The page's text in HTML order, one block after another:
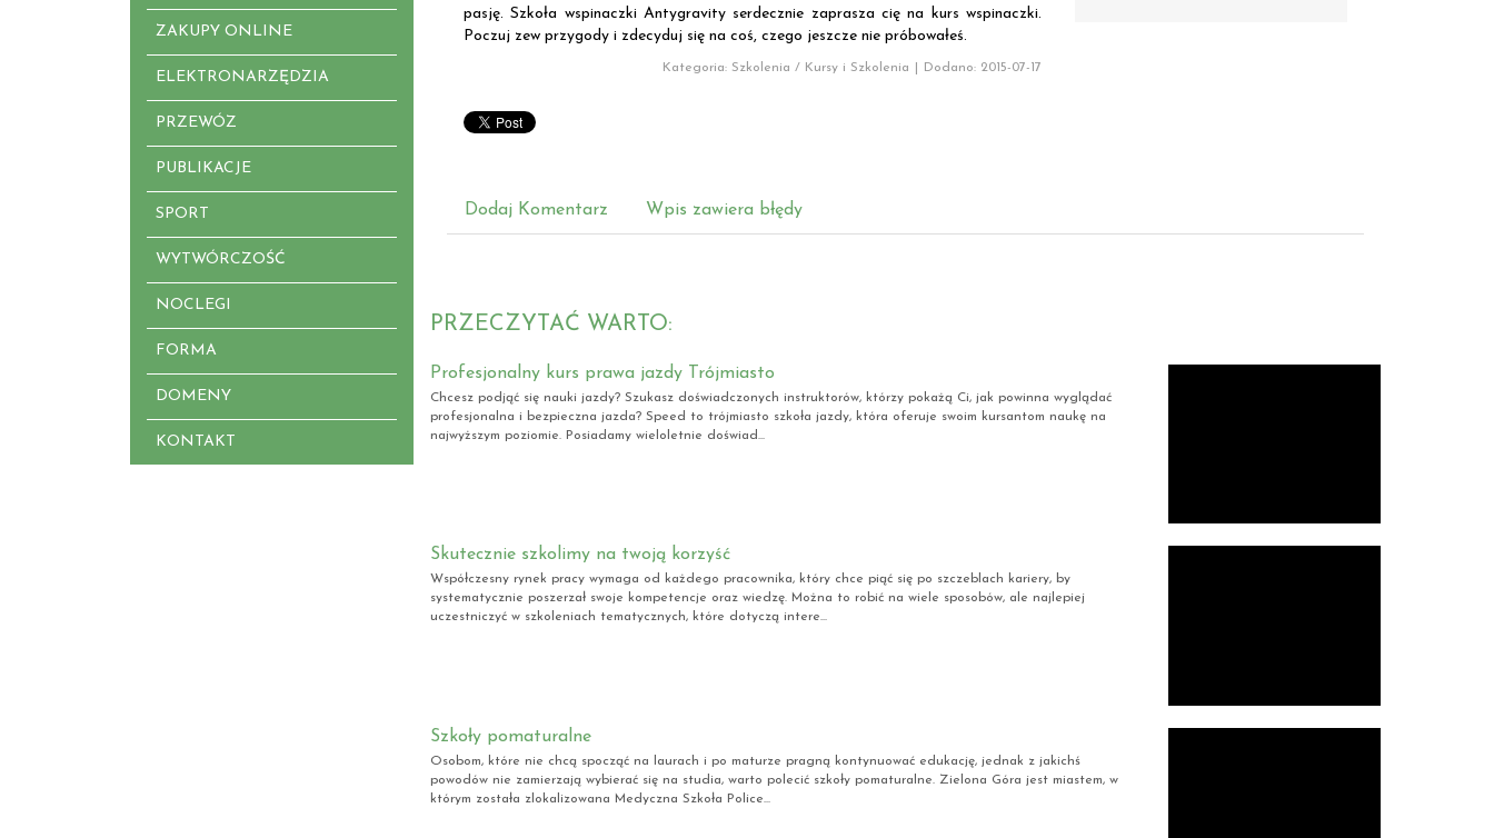
ZAKUPY ONLINE
ELEKTRONARZĘDZIA
PRZEWÓZ
PUBLIKACJE
SPORT
WYTWÓRCZOŚĆ
NOCLEGI
FORMA
DOMENY
KONTAKT
pasję. Szkoła wspinaczki Antygravity serdecznie zaprasza cię na kurs wspinaczki.
Poczuj zew przygody i zdecyduj się na coś, czego jeszcze nie próbowałeś.
Kategoria: Szkolenia / Kursy i Szkolenia Dodano: 2015-07-17
Dodaj Komentarz Wpis zawiera błędy
PRZECZYTAĆ WARTO:
Profesjonalny kurs prawa jazdy Trójmiasto
Chcesz podjąć się nauki jazdy? Szukasz doświadczonych instruktorów, którzy pokażą Ci, jak powinna wyglądać
profesjonalna i bezpieczna jazda? Speed to trójmiasto szkoła jazdy, która oferuje swoim kursantom naukę na
najwyższym poziomie. Posiadamy wieloletnie doświad...
Skutecznie szkolimy na twoją korzyść
Współczesny rynek pracy wymaga od każdego pracownika, który chce piąć się po szczeblach kariery, by
systematycznie poszerzał swoje kompetencje oraz wiedzę. Można to robić na wiele sposobów, ale najlepiej
uczestniczyć w szkoleniach tematycznych, które dotyczą intere...
Szkoły pomaturalne
Osobom, które nie chcą spocząć na laurach i po maturze pragną kontynuować edukację, jednak z jakichś
powodów nie zamierzają wybierać się na studia, warto polecić szkoły pomaturalne. Zielona Góra jest miastem, w
którym została zlokalizowana Medyczna Szkoła Police...